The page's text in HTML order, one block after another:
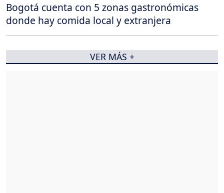
Bogotá cuenta con 5 zonas gastronómicas
donde hay comida local y extranjera
VER MÁS +